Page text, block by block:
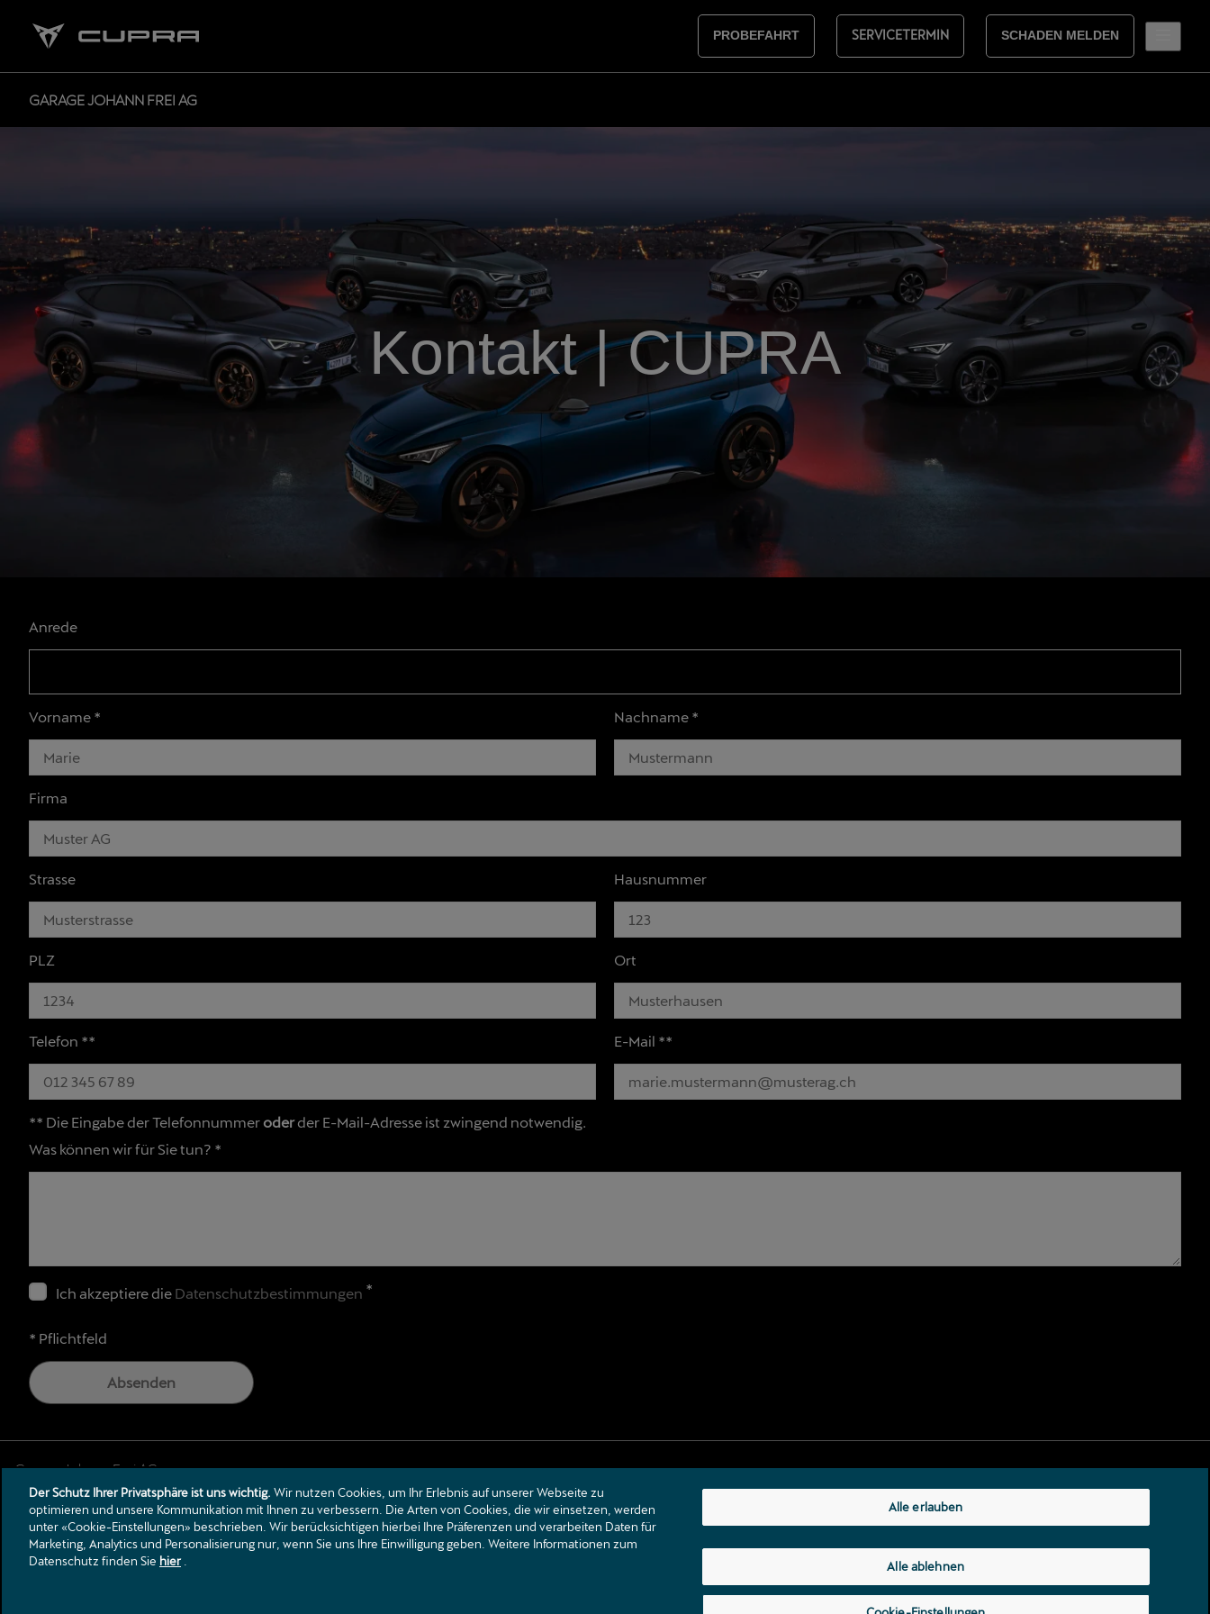
PROBEFAHRT SERVICETERMIN SCHADEN MELDEN
GARAGE JOHANN FREI AG
Kontakt | CUPRA
Anrede
Vorname * Nachname *
Firma
Strasse Hausnummer
PLZ Ort
Telefon ** E-Mail **
** Die Eingabe der Telefonnummer oderder E-Mail-Adresse ist zwingend notwendig.
Was können wir für Sie tun? *
Ich akzeptiere die Datenschutzbestimmungen *
* Pflichtfeld
Absenden
Hammerstrasse 85
8032 Zürich
info.seat@jfrei.ch
Tel.:+41 44 381 18 00
Datenschutzerklärung
Der Schutz Ihrer Privatsphäre ist uns wichtig. Wir nutzen Cookies, um Ihr Erlebnis auf unserer Webseite zu
optimieren und unsere Kommunikation mit Ihnen zu verbessern. Die Arten von Cookies, die wir einsetzen, werden
unter «Cookie-Einstellungen» beschrieben. Wir berücksichtigen hierbei Ihre Präferenzen und verarbeiten Daten für
Marketing, Analytics und Personalisierung nur, wenn Sie uns Ihre Einwilligung geben. Weitere Informationen zum
Datenschutz finden Sie hier. Alle ablehnen
Alle erlauben